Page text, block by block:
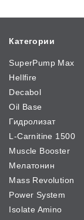
Категории
SuperPump Max
Hellfire
Decabol
Oil Base
Гидролизат
L-Carnitine 1500
Muscle Booster
Мелатонин
Mass Revolution
Power System
Isolate Amino